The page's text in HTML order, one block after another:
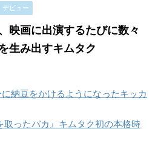
ビュー
映画に出演するたびに数々
生み出すキムタク
納豆をかけるようになったキッカ
取ったバカ』キムタク初の本格時